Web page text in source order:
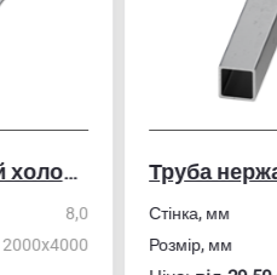
Лист нержавіючий холоднокатаний
8,0
2000x4000
Стінка, мм
Розмір, мм